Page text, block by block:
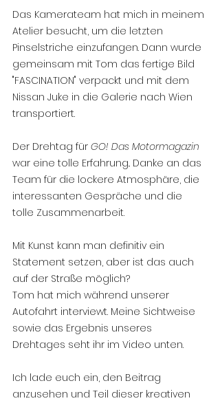
Das Kamerateam hat mich in meinem
Atelier besucht, um die letzten
Pinselstriche einzufangen. Dann wurde
gemeinsam mit Tom das fertige Bild
"FASCINATION" verpackt und mit dem
Nissan Juke in die Galerie nach Wien
transportiert.
Der Drehtag für GO! Das Motormagazin
war eine tolle Erfahrung.. Danke an das
Team für die lockere Atmosphäre, die
interessanten Gespräche und die
tolle Zusammenarbeit.
Mit Kunst kann man definitiv ein
Statement setzen, aber ist das auch
auf der Straße möglich?
Tom hat mich während unserer
Autofahrt interviewt. Meine Sichtweise
sowie das Ergebnis unseres
Drehtages seht ihr im Video unten.
Ich lade euch ein, den Beitrag
anzusehen und Teil dieser kreativen